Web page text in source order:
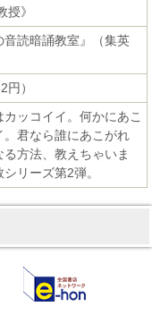
》
音読暗誦教室』（集英
）
ッコイイ。何かにあこ
君なら誰にあこがれ
方法、教えちゃいま
リーズ第2弾。